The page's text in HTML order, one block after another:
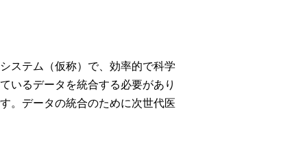
ステム（仮称）で、効率的で科学
いるデータを統合する必要があり
。データの統合のために次世代医